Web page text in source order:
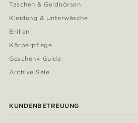
Taschen & Geldbörsen
Kleidung & Unterwäsche
Brillen
Körperpflege
Geschenk-Guide
Archive Sale
KUNDENBETREUUNG